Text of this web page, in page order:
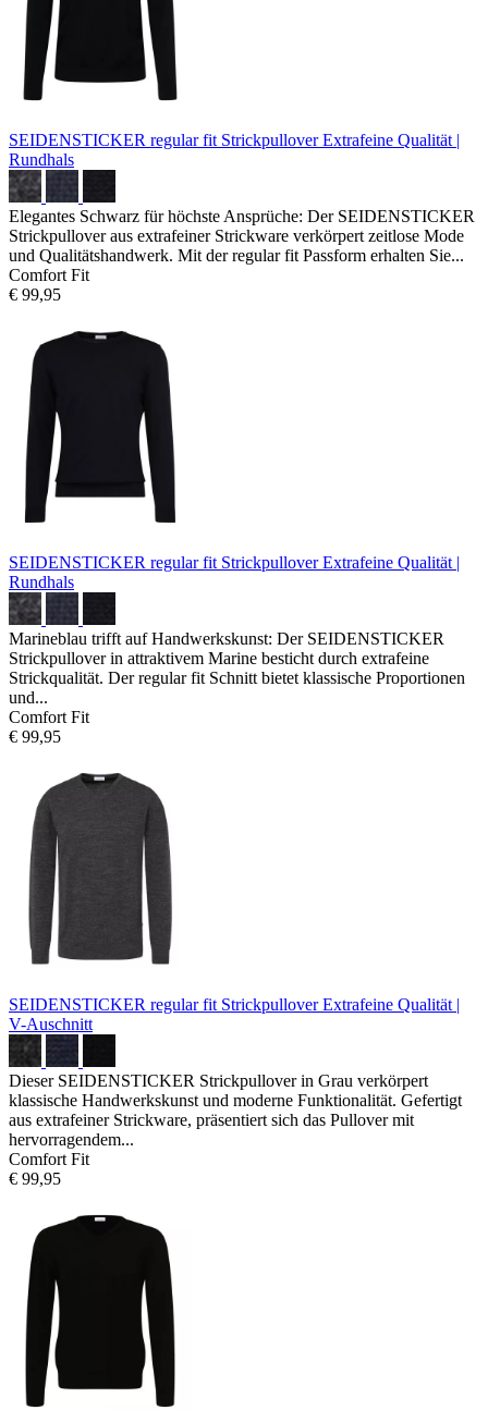
SEIDENSTICKER regular fit StrickpulloverExtrafeine Qualität |
Rundhals
Elegantes Schwarz für höchste Ansprüche: Der SEIDENSTICKER
Strickpullover aus extrafeiner Strickware verkörpert zeitlose Mode
und Qualitätshandwerk. Mit der regular fit Passform erhalten Sie...
Comfort Fit
€ 99,95
SEIDENSTICKER regular fit StrickpulloverExtrafeine Qualität |
Rundhals
Marineblau trifft auf Handwerkskunst: Der SEIDENSTICKER
Strickpullover in attraktivem Marine besticht durch extrafeine
Strickqualität. Der regular fit Schnitt bietet klassische Proportionen
und...
Comfort Fit
€ 99,95
SEIDENSTICKER regular fit StrickpulloverExtrafeine Qualität |
V-Auschnitt
Dieser SEIDENSTICKER Strickpullover in Grau verkörpert
klassische Handwerkskunst und moderne Funktionalität. Gefertigt
aus extrafeiner Strickware, präsentiert sich das Pullover mit
hervorragendem...
Comfort Fit
€ 99,95